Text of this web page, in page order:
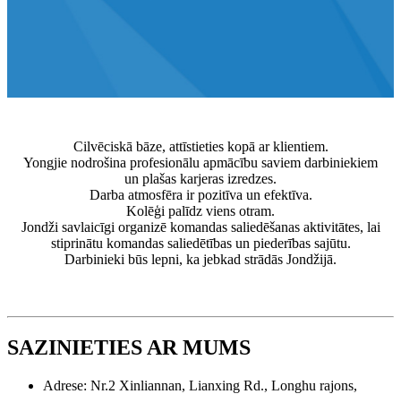
Cilvēciskā bāze, attīstieties kopā ar klientiem.
Yongjie nodrošina profesionālu apmācību saviem darbiniekiem
un plašas karjeras izredzes.
Darba atmosfēra ir pozitīva un efektīva.
Kolēģi palīdz viens otram.
Jondži savlaicīgi organizē komandas saliedēšanas aktivitātes, lai
stiprinātu komandas saliedētības un piederības sajūtu.
Darbinieki būs lepni, ka jebkad strādās Jondžijā.
SAZINIETIES AR MUMS
Adrese: Nr.2 Xinliannan, Lianxing Rd., Longhu rajons,